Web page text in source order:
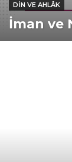
DIN VE AHLÂK
İman ve